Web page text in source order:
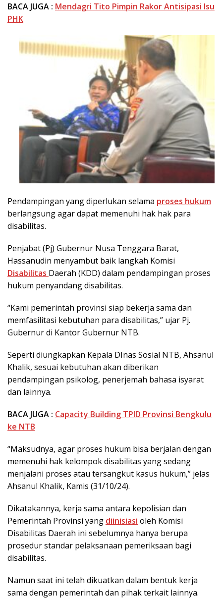
BACA JUGA : Mendagri Tito Pimpin Rakor Antisipasi Isu
PHK
Pendampingan yang diperlukan selama proses hukum
berlangsung agar dapat memenuhi hak hak para
disabilitas.
Penjabat (Pj) Gubernur Nusa Tenggara Barat,
Hassanudin menyambut baik langkah Komisi
Disabilitas Daerah (KDD) dalam pendampingan proses
hukum penyandang disabilitas.
“Kami pemerintah provinsi siap bekerja sama dan
memfasilitasi kebutuhan para disabilitas,” ujar Pj.
Gubernur di Kantor Gubernur NTB.
Seperti diungkapkan Kepala DInas Sosial NTB, Ahsanul
Khalik, sesuai kebutuhan akan diberikan
pendampingan psikolog, penerjemah bahasa isyarat
dan lainnya.
BACA JUGA : Capacity Building TPID Provinsi Bengkulu
ke NTB
“Maksudnya, agar proses hukum bisa berjalan dengan
memenuhi hak kelompok disabilitas yang sedang
menjalani proses atau tersangkut kasus hukum,” jelas
Ahsanul Khalik, Kamis (31/10/24).
Dikatakannya, kerja sama antara kepolisian dan
Pemerintah Provinsi yang diinisiasi oleh Komisi
Disabilitas Daerah ini sebelumnya hanya berupa
prosedur standar pelaksanaan pemeriksaan bagi
disabilitas.
Namun saat ini telah dikuatkan dalam bentuk kerja
sama dengan pemerintah dan pihak terkait lainnya.